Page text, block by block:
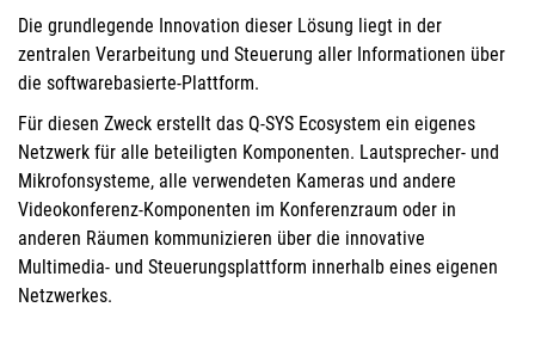
Die grundlegende Innovation dieser Lösung liegt in der
zentralen Verarbeitung und Steuerung aller Informationen über
die softwarebasierte-Plattform.
Für diesen Zweck erstellt das Q-SYS Ecosystem ein eigenes
Netzwerk für alle beteiligten Komponenten. Lautsprecher- und
Mikrofonsysteme, alle verwendeten Kameras und andere
Videokonferenz-Komponenten im Konferenzraum oder in
anderen Räumen kommunizieren über die innovative
Multimedia- und Steuerungsplattform innerhalb eines eigenen
Netzwerkes.